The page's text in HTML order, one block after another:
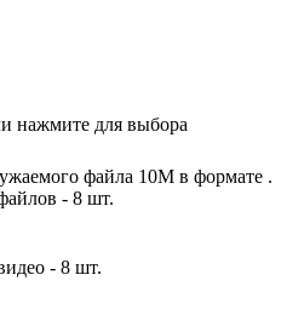
нажмите для выбора
файла 10M в формате .
- 8 шт.
- 8 шт.